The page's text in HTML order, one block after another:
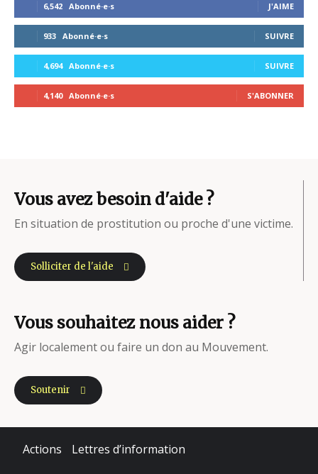
6,542 Abonné·e·s J'AIME
933 Abonné·e·s SUIVRE
4,694 Abonné·e·s SUIVRE
4,140 Abonné·e·s S'ABONNER
Vous avez besoin d'aide ?
En situation de prostitution ou proche d'une victime.
Solliciter de l'aide
Vous souhaitez nous aider ?
Agir localement ou faire un don au Mouvement.
Soutenir
Actions Lettres d’information